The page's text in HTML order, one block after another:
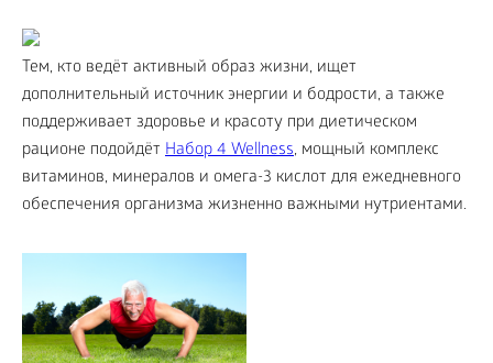
Тем, кто ведёт активный образ жизни, ищет
дополнительный источник энергии и бодрости, а также
поддерживает здоровье и красоту при диетическом
рационе подойдёт Набор 4 Wellness, мощный комплекс
витаминов, минералов и омега-3 кислот для ежедневного
обеспечения организма жизненно важными нутриентами.